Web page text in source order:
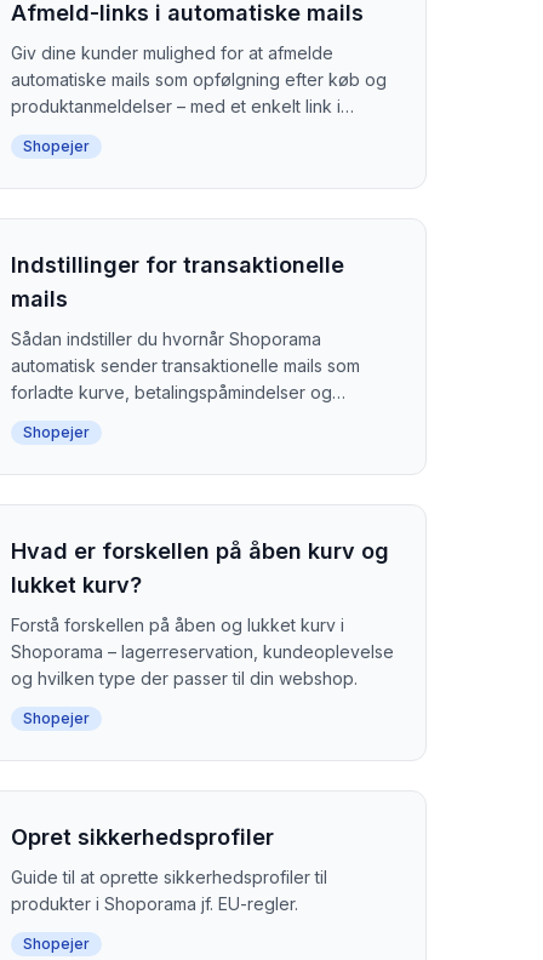
Afmeld-links i automatiske mails
Giv dine kunder mulighed for at afmelde
automatiske mails som opfølgning efter køb og
produktanmeldelser – med et enkelt link i
mailen.
Shopejer
Indstillinger for transaktionelle
mails
Sådan indstiller du hvornår Shoporama
automatisk sender transaktionelle mails som
forladte kurve, betalingspåmindelser og
produktanmeldelser.
Shopejer
Hvad er forskellen på åben kurv og
lukket kurv?
Forstå forskellen på åben og lukket kurv i
Shoporama – lagerreservation, kundeoplevelse
og hvilken type der passer til din webshop.
Shopejer
Opret sikkerhedsprofiler
Guide til at oprette sikkerhedsprofiler til
produkter i Shoporama jf. EU-regler.
Shopejer